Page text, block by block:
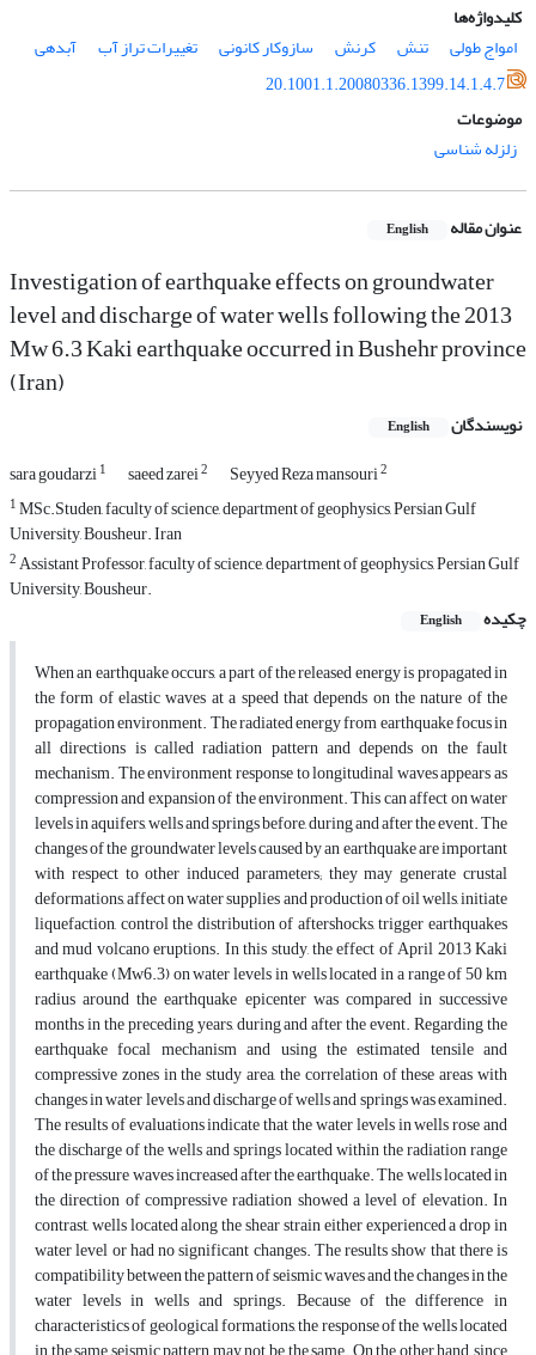
کلیدواژه‌ها
امواج طولی
تنش کرنش سازوکار کانونی تغییرات تراز آب
آبدهی
20.1001.1.20080336.1399.14.1.4.7
موضوعات
زلزله شناسی
عنوان مقاله English
Investigation of earthquake effects on groundwater
level and discharge of water wells following the 2013
Mw 6.3 Kaki earthquake occurred in Bushehr province
(Iran)
نویسندگان English
sara goudarzi1 saeed zarei2 Seyyed Reza mansouri2
1MSc.Studen, faculty of science, department of geophysics, Persian Gulf
University, Bousheur. Iran
2Assistant Professor, faculty of science, department of geophysics, Persian Gulf
University, Bousheur.
چکیده
English
When an earthquake occurs, a part of the released energy is propagated in
the form of elastic waves at a speed that depends on the nature of the
propagation environment. The radiated energy from earthquake focus in
all directions is called radiation pattern and depends on the fault
mechanism. The environment response to longitudinal waves appears as
compression and expansion of the environment. This can affect on water
levels in aquifers, wells and springs before, during and after the event. The
changes of the groundwater levels caused by an earthquake are important
with respect to other induced parameters; they may generate crustal
deformations, affect on water supplies and production of oil wells, initiate
liquefaction, control the distribution of aftershocks, trigger earthquakes
and mud volcano eruptions. In this study, the effect of April 2013 Kaki
earthquake (Mw6.3) on water levels in wells located in a range of 50 km
radius around the earthquake epicenter was compared in successive
months in the preceding years, during and after the event. Regarding the
earthquake focal mechanism and using the estimated tensile and
compressive zones in the study area, the correlation of these areas with
changes in water levels and discharge of wells and springs was examined.
The results of evaluations indicate that the water levels in wells rose and
the discharge of the wells and springs located within the radiation range
of the pressure waves increased after the earthquake. The wells located in
the direction of compressive radiation showed a level of elevation. In
contrast, wells located along the shear strain either experienced a drop in
water level or had no significant changes. The results show that there is
compatibility between the pattern of seismic waves and the changes in the
water levels in wells and springs. Because of the difference in
characteristics of geological formations, the response of the wells located